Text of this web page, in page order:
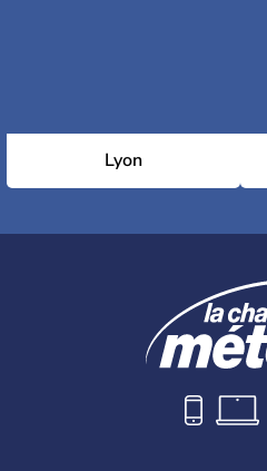
9e arrondissement (Opéra)
11e arrondissement
Lyon